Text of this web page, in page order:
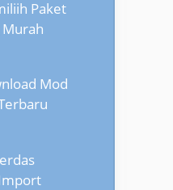
Paket
Mod